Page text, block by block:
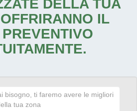
DELLA TUA
IL